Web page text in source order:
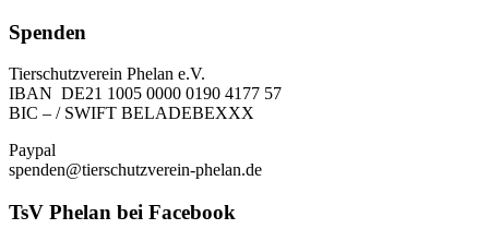
Spenden
Tierschutzverein Phelan e.V.
IBAN DE21 1005 0000 0190 4177 57
BIC – / SWIFT BELADEBEXXX
Paypal
spenden@tierschutzverein-phelan.de
TsV Phelan bei Facebook